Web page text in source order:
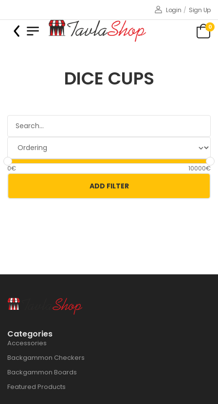
Login / Sign Up
0
DICE CUPS
0€ 10000€
ADD FILTER
Categories
Accessories
Backgammon Checkers
Backgammon Boards
Featured Products